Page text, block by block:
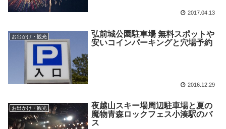
2017.04.13
お出かけ・観光
弘前城公園駐車場 無料スポットや
安いコインパーキングと穴場予約
2016.12.29
お出かけ・観光
夜越山スキー場周辺駐車場と夏の
魔物青森ロックフェス小湊駅のバ
ス